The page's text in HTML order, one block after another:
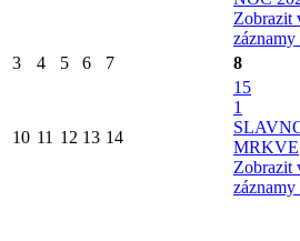
Zobrazit
záznamy
3
4 5 6 7 8
10 11 12 13 14
15
1
MRKVE
Zobrazit
záznamy